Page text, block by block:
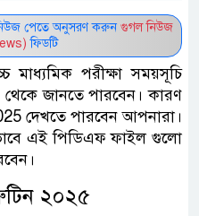
পেতে অনুসরণ করুন গুগল নিউজ
ফিডটি
মাধ্যমিক পরীক্ষা সময়সূচি
জানতে পারবেন। কারণ
দেখতে পারবেন আপনারা।
এই পিডিএফ ফাইল গুলো
২০২৫